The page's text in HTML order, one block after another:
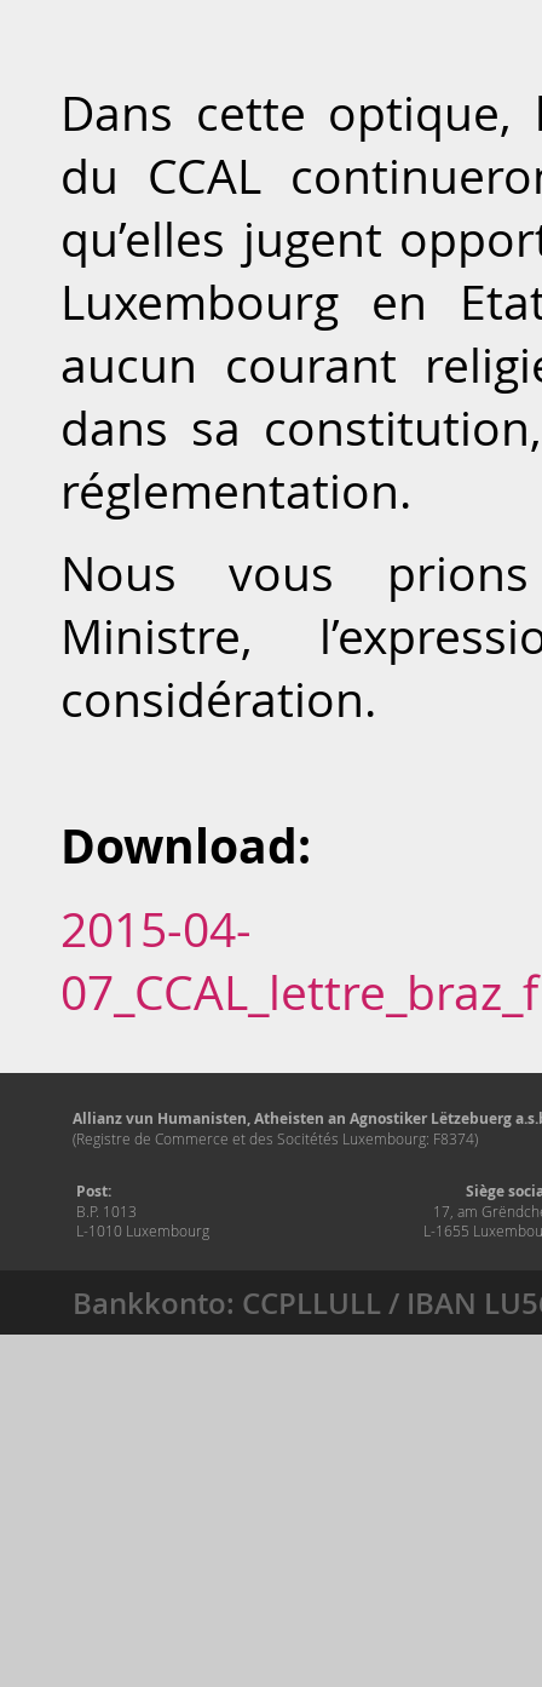
Dans cette optique,
du CCAL
qu’elles jugent
Luxembourg en
aucun courant
dans sa
réglementation.
Nous vous
Ministre,
considération.
Download:
2015-04-
Allianz vun Humanisten, Atheisten an Agnostiker Lëtzebuerg
(Registre de Commerce et des Socitétés Luxembourg: F8374)
Post:
B.P. 1013
L-1010 Luxembourg
Siège
17, am
L-1655
Bankkonto: CCPLLULL / IBAN